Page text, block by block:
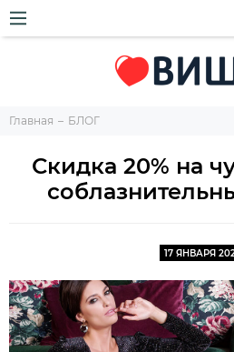
Главная БЛОГ
Скидка 20% на
17 ЯНВАРЯ